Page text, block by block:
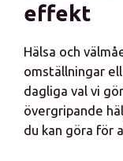
effekt
Hälsa och
omställningar
dagliga val vi
övergripande
du kan göra för